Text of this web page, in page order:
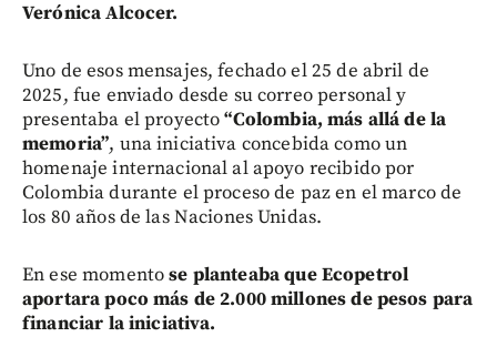
Verónica Alcocer.
Uno de esos mensajes, fechado el 25 de abril de
2025, fue enviado desde su correo personal y
presentaba el proyecto“Colombia, más allá de la
memoria”, una iniciativa concebida como un
homenaje internacional al apoyo recibido por
Colombia durante el proceso de paz en el marco de
los 80 años de las Naciones Unidas.
En ese momentose planteaba que Ecopetrol
aportara poco más de 2.000 millones de pesos para
financiar la iniciativa.